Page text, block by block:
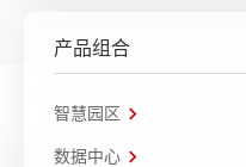
产品组合
智慧园区
数据中心